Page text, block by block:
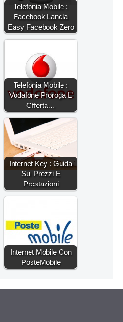
Telefonia Mobile :
Facebook Lancia
Easy Facebook Zero
Telefonia Mobile :
Vodafone Proroga L’
Offerta…
Internet Key : Guida
Sui Prezzi E
Prestazioni
Internet Mobile Con
PosteMobile